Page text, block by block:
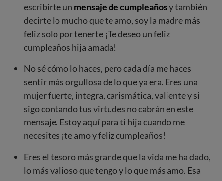
escribirte un mensaje de cumpleañosy también
decirte lo mucho que te amo, soy la madre más
feliz solo por tenerte ¡Te deseo un feliz
cumpleaños hija amada!
No sé cómo lo haces, pero cada día me haces
sentir más orgullosa de lo que ya era. Eres una
mujer fuerte, integra, carismática, valiente y si
sigo contando tus virtudes no cabrán en este
mensaje. Estoy aquí para ti hija cuando me
necesites ¡te amo y feliz cumpleaños!
Eres el tesoro más grande que la vida me ha dado,
lo más valioso que tengo y lo que más amo. Esa